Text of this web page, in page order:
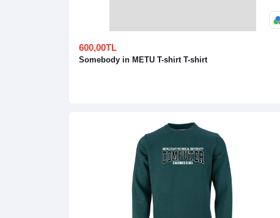
600,00TL
Somebody in METU T-shirt T-shirt